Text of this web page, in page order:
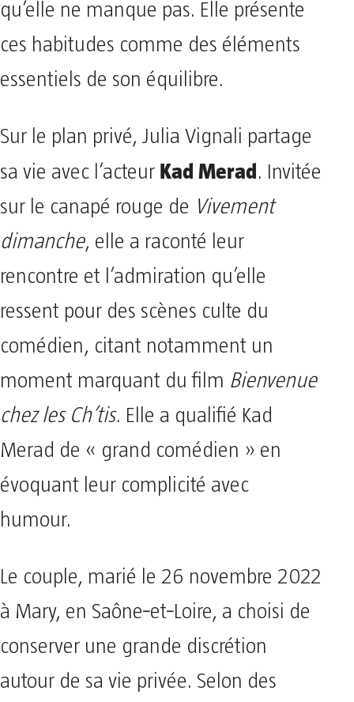
qu’elle ne manque pas. Elle présente
ces habitudes comme des éléments
essentiels de son équilibre.
Sur le plan privé, Julia Vignali partage
sa vie avec l’acteur Kad Merad. Invitée
sur le canapé rouge de Vivement
dimanche, elle a raconté leur
rencontre et l’admiration qu’elle
ressent pour des scènes culte du
comédien, citant notamment un
moment marquant du film Bienvenue
chez les Ch’tis. Elle a qualifié Kad
Merad de « grand comédien » en
évoquant leur complicité avec
humour.
Le couple, marié le 26 novembre 2022
à Mary, en Saône‑et‑Loire, a choisi de
conserver une grande discrétion
autour de sa vie privée. Selon des